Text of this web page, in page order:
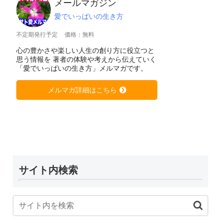
メールマガジン
愛でいっぱいの生き方
不定期発行予定 価格：無料
心の豊かさや楽しい人生の創り方に役立つと
思う情報を 著者の体験や考えから伝えていく
「愛でいっぱいの生き方」メルマガです。
メルマガ詳細はこちら
サイト内検索